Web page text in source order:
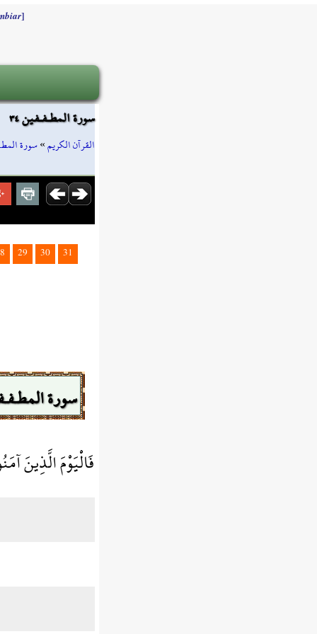
]
سورة المطـفـفين ٣٤
القرآن الكريم»سورة
29 30
31
سورة
فَالْيَوْمَ الَّذِينَ